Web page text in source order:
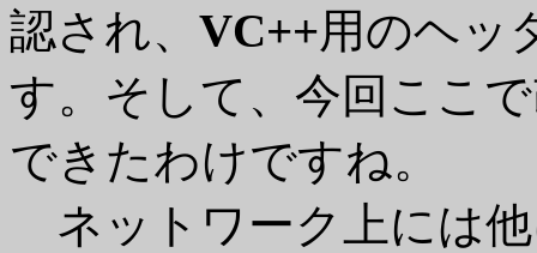
認され、 VC++用のヘッ
す。そして、今回ここ
できたわけですね。
ネットワーク上には